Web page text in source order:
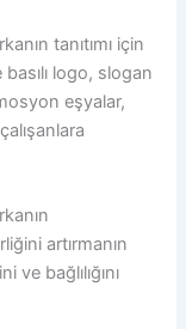
tanıtımı için
logo, slogan
eşyalar,
artırmanın
bağlılığını